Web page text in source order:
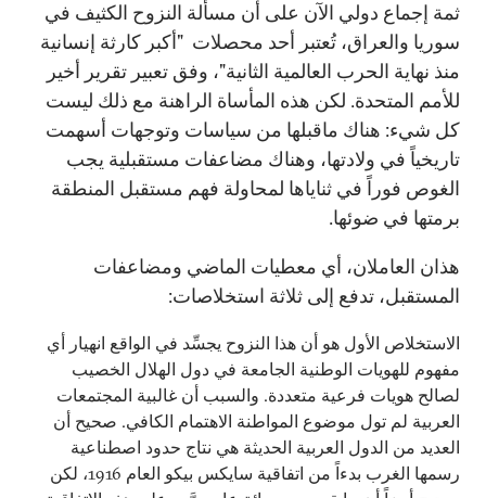
ثمة إجماع دولي الآن على أن مسألة النزوح الكثيف في
سوريا والعراق، تُعتبر أحد محصلات "أكبر كارثة إنسانية
منذ نهاية الحرب العالمية الثانية"، وفق تعبير تقرير أخير
للأمم المتحدة. لكن هذه المأساة الراهنة مع ذلك ليست
كل شيء: هناك ماقبلها من سياسات وتوجهات أسهمت
تاريخياً في ولادتها، وهناك مضاعفات مستقبلية يجب
الغوص فوراً في ثناياها لمحاولة فهم مستقبل المنطقة
برمتها في ضوئها.
هذان العاملان، أي معطيات الماضي ومضاعفات
المستقبل، تدفع إلى ثلاثة استخلاصات:
الاستخلاص الأول هو أن هذا النزوح يجسِّد في الواقع انهيار أي
مفهوم للهويات الوطنية الجامعة في دول الهلال الخصيب
لصالح هويات فرعية متعددة. والسبب أن غالبية المجتمعات
العربية لم تول موضوع المواطنة الاهتمام الكافي. صحيح أن
العديد من الدول العربية الحديثة هي نتاج حدود اصطناعية
رسمها الغرب بدءاً من اتفاقية سايكس بيكو العام 1916، لكن